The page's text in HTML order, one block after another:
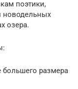
поэтики,
новодельных
озера.
большего размера